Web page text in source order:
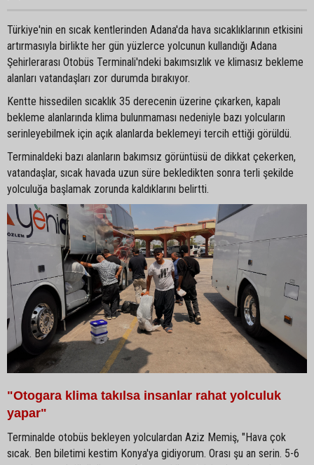
Türkiye'nin en sıcak kentlerinden Adana'da hava sıcaklıklarının etkisini
artırmasıyla birlikte her gün yüzlerce yolcunun kullandığı Adana
Şehirlerarası Otobüs Terminali'ndeki bakımsızlık ve klimasız bekleme
alanları vatandaşları zor durumda bırakıyor.
Kentte hissedilen sıcaklık 35 derecenin üzerine çıkarken, kapalı
bekleme alanlarında klima bulunmaması nedeniyle bazı yolcuların
serinleyebilmek için açık alanlarda beklemeyi tercih ettiği görüldü.
Terminaldeki bazı alanların bakımsız görüntüsü de dikkat çekerken,
vatandaşlar, sıcak havada uzun süre bekledikten sonra terli şekilde
yolculuğa başlamak zorunda kaldıklarını belirtti.
"Otogara klima takılsa insanlar rahat yolculuk
yapar"
Terminalde otobüs bekleyen yolculardan Aziz Memiş, "Hava çok
sıcak. Ben biletimi kestim Konya'ya gidiyorum. Orası şu an serin. 5-6